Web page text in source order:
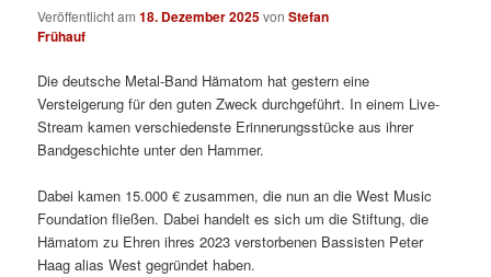
Veröffentlicht am18. Dezember 2025vonStefan
Frühauf
Die deutsche Metal-Band Hämatom hat gestern eine
Versteigerung für den guten Zweck durchgeführt. In einem Live-
Stream kamen verschiedenste Erinnerungsstücke aus ihrer
Bandgeschichte unter den Hammer.
Dabei kamen 15.000 € zusammen, die nun an die West Music
Foundation fließen. Dabei handelt es sich um die Stiftung, die
Hämatom zu Ehren ihres 2023 verstorbenen Bassisten Peter
Haag alias West gegründet haben.